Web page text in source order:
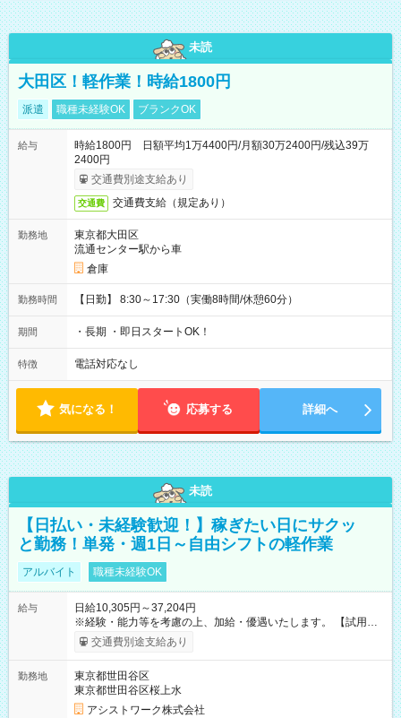
未読
大田区！軽作業！時給1800円
派遣 職種未経験OK ブランクOK
給与
時給1800円 日額平均1万4400円/月額30万2400円/残込39万
2400円
交通費別途支給あり
交通費 交通費支給（規定あり）
勤務地
東京都大田区
流通センター駅から車
倉庫
勤務時間 【日勤】 8:30～17:30（実働8時間/休憩60分）
期間 ・長期 ・即日スタートOK！
特徴 電話対応なし
気になる！ 応募する 詳細へ
未読
【日払い・未経験歓迎！】稼ぎたい日にサクッ
と勤務！単発・週1日～自由シフトの軽作業
アルバイト 職種未経験OK
給与
日給10,305円～37,204円
※経験・能力等を考慮の上、加給・優遇いたします。 【試用期
間】試用期間なし
交通費別途支給あり
勤務地
東京都世田谷区
東京都世田谷区桜上水
アシストワーク株式会社